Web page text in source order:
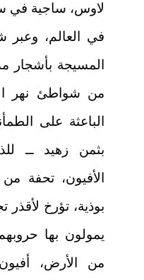
لاوس، ساجية في
في العالم، وعبر
المسيجة بأشجار
من شواطئ نهر
الباعثة على
بثمن زهيد ــ
الأفيون، تحفة
بوذية، تؤرخ لأقذر
يمولون بها
من الأرض،